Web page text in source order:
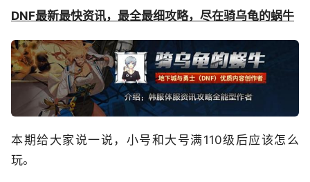
DNF最新最快资讯，最全最细攻略，尽在骑乌龟的蜗牛
本期给大家说一说，小号和大号满110级后应该怎么
玩。